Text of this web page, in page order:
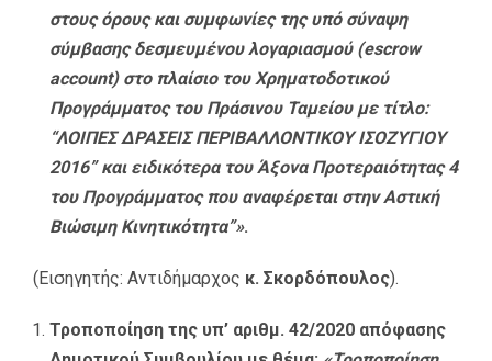
στους όρους και συμφωνίες της υπό σύναψη
σύμβασης δεσμευμένου λογαριασμού (escrow
account) στο πλαίσιο του Χρηματοδοτικού
Προγράμματος του Πράσινου Ταμείου με τίτλο:
“ΛΟΙΠΕΣ ΔΡΑΣΕΙΣ ΠΕΡΙΒΑΛΛΟΝΤΙΚΟΥ ΙΣΟΖΥΓΙΟΥ
2016” και ειδικότερα του Άξονα Προτεραιότητας 4
του Προγράμματος που αναφέρεται στην Αστική
Βιώσιμη Κινητικότητα”».
(Εισηγητής: Αντιδήμαρχος κ. Σκορδόπουλος).
Τροποποίηση της υπ’ αριθμ. 42/2020 απόφασης